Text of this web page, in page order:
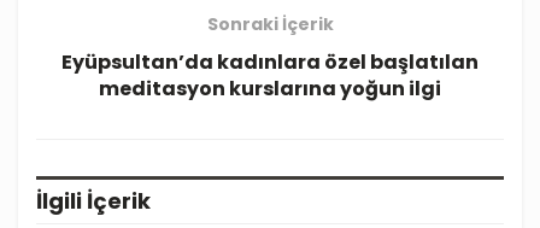
Sonraki İçerik
Eyüpsultan’da kadınlara özel başlatılan
meditasyon kurslarına yoğun ilgi
İlgili İçerik